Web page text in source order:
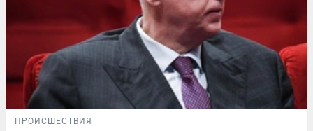
ПРОИСШЕСТВИЯ